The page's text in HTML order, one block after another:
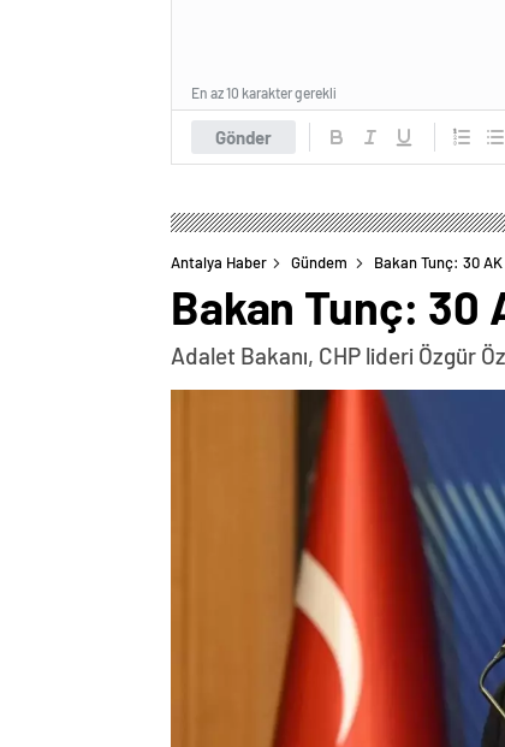
Gönder
En az 10 karakter gerekli
Antalya Haber Gündem Bakan Tunç: 30
Bakan Tunç: 30
Adalet Bakanı, CHP lideri Özgür